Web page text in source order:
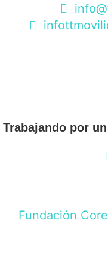
Trabajando por
Fundación